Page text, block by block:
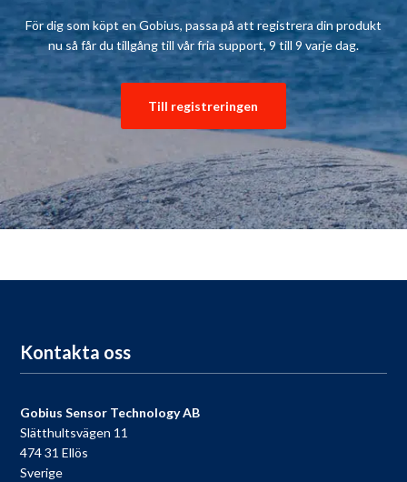
För dig som köpt en Gobius, passa på att registrera din produkt
nu så får du tillgång till vår fria support, 9 till 9 varje dag.
Till registreringen
Kontakta oss
Gobius Sensor Technology AB
Slätthultsvägen 11
474 31 Ellös
Sverige